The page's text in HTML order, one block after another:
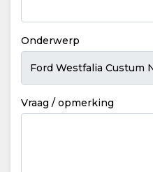
Onderwerp
Vraag / opmerking